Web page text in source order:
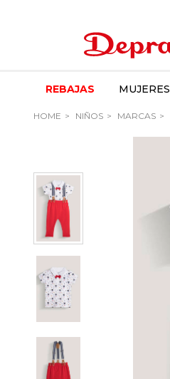
REBAJAS MUJERES
HOME NIÑOS MARCAS